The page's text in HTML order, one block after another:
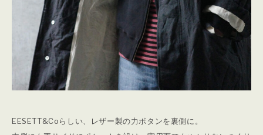
EESETT&Coらしい、レザー製の力ボタンを裏側に。